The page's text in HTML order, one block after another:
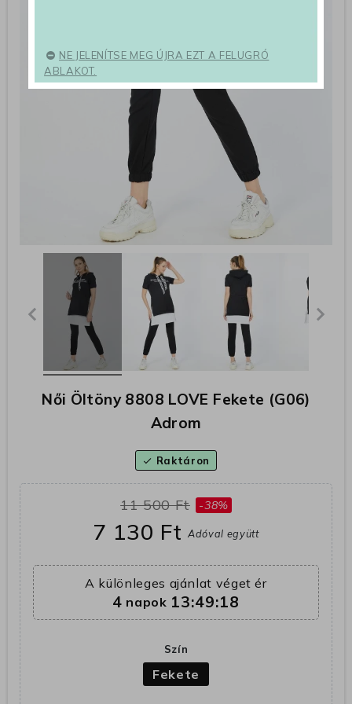
Női Öltöny 8808 LOVE Fekete (G06)
Adrom
check Raktáron
11 500 Ft -38%
7 130 FtAdóval együtt
A különleges ajánlat véget ér
4 napok 13:49:18
Szín
Fekete
NE JELENÍTSE MEG ÚJRA EZT A FELUGRÓ
ABLAKOT.